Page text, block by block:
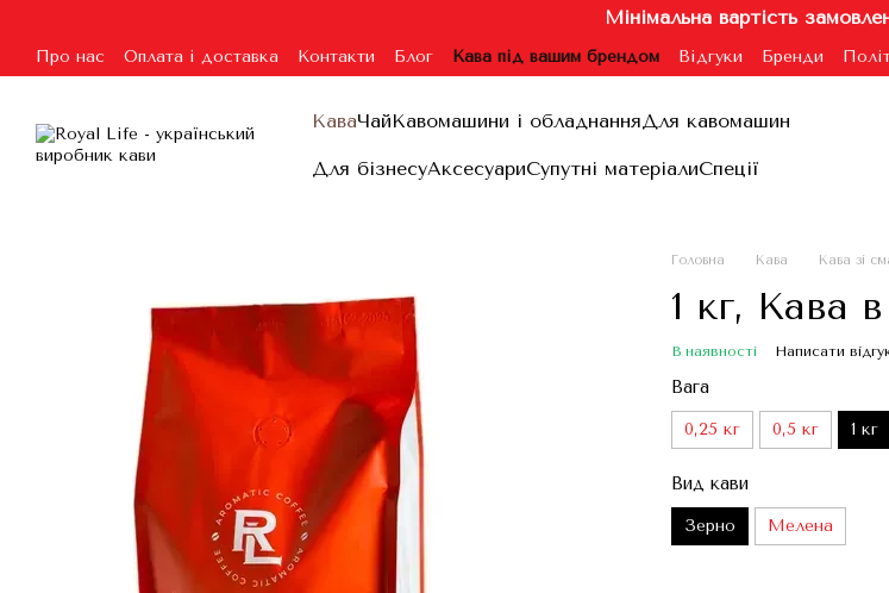
Мінімальна вартість
Про нас Оплата і доставка Контакти Блог Кава під вашим брендом Відгуки Бренди
Угода користувача
Гарантія та повернення Договір публічної оферти
КаваЧайКавомашини і обладнанняДля кавомашин
Для бізнесуАксесуариСупутні матеріалиСпеції
Головна Кава Кава зі
1 кг, Кава
В наявності Написати
Вага
0,25 кг 0,5 кг 1 кг
Вид кави
Зерно Мелена